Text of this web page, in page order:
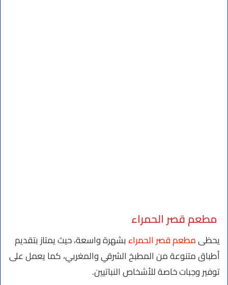
مطعم قصر الحمراء
يحظىمطعم قصر الحمراءبشهرة واسعة، حيث يمتاز بتقديم
أطباق متنوعة من المطبخ الشرقي والمغربي، كما يعمل على
توفير وجبات خاصة للأشخاص النباتيين.